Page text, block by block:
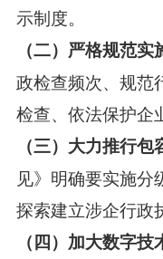
示制度。
（二）严格规范实
政检查频次、规范
检查、依法保护企
（三）大力推行包
见》明确要实施分
探索建立涉企行政
（四）加大数字技